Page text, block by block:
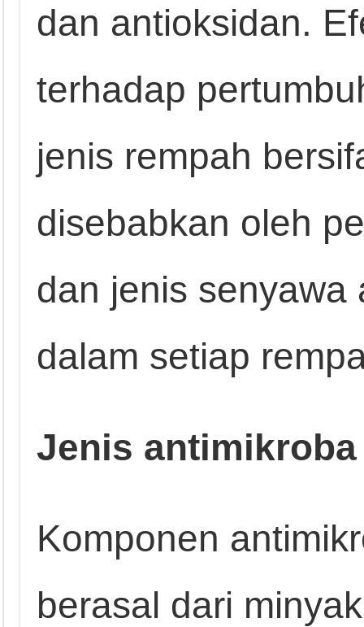
dan antioksidan.
terhadap
jenis rempah
disebabkan oleh
dan jenis senyawa
dalam setiap
Jenis
Komponen
berasal dari